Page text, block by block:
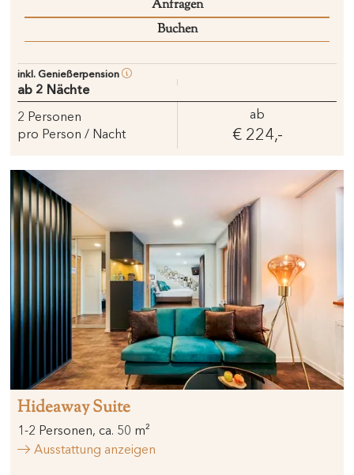
Anfragen
Buchen
inkl. Genießerpension
ab 2 Nächte
2 Personen
pro Person / Nacht
ab
€ 224,-
Hideaway Suite
1-2 Personen, ca. 50 m²
Ausstattung anzeigen